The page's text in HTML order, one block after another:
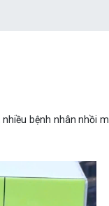
nhiều bệnh nhân nhồi